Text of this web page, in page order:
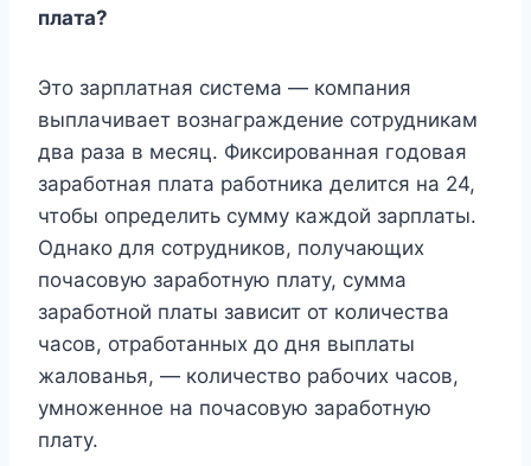
плата?
Это зарплатная система — компания
выплачивает вознаграждение сотрудникам
два раза в месяц. Фиксированная годовая
заработная плата работника делится на 24,
чтобы определить сумму каждой зарплаты.
Однако для сотрудников, получающих
почасовую заработную плату, сумма
заработной платы зависит от количества
часов, отработанных до дня выплаты
жалованья, — количество рабочих часов,
умноженное на почасовую заработную
плату.